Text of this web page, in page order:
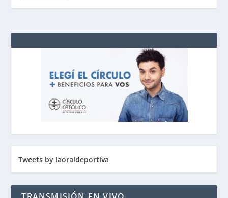
Tweets by laoraldeportiva